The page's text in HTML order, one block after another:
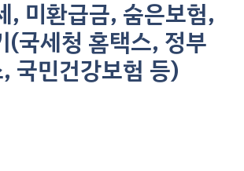
, 미환급금, 숨은보험,
(국세청 홈택스, 정부
국민건강보험 등)